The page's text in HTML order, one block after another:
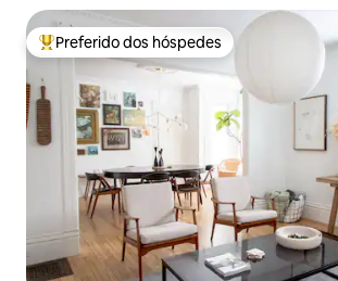
Entre os melhores preferidos dos
Preferido dos hóspedes